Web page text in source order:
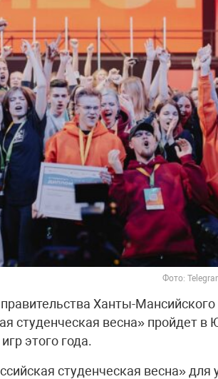
Фото:
правительства Ханты-
студенческая весна» пройдет в
этого года.
студенческая весна» для